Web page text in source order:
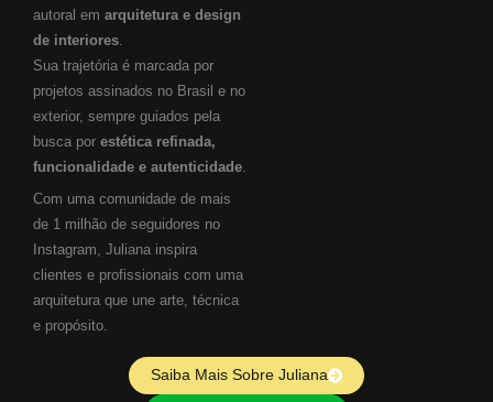
autoral em arquitetura e design
de interiores.
Sua trajetória é marcada por
projetos assinados no Brasil e no
exterior, sempre guiados pela
busca por estética refinada,
funcionalidade e autenticidade.
Com uma comunidade de mais
de 1 milhão de seguidores no
Instagram, Juliana inspira
clientes e profissionais com uma
arquitetura que une arte, técnica
e propósito.
Saiba Mais Sobre Juliana